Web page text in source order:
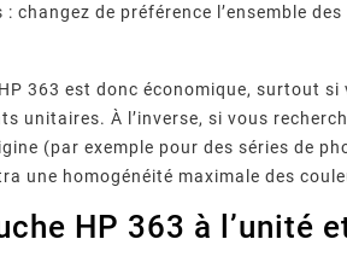
changez de préférence l’ensemble
363 est donc économique, surtout
unitaires. À l’inverse, si vous
(par exemple pour des séries de
une homogénéité maximale des
HP 363 à l’unité